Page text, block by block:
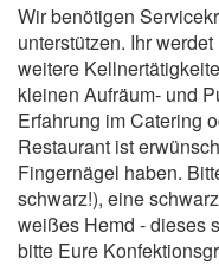
Wir benötigen
unterstützen. Ihr
weitere
kleinen Aufräum- und
Erfahrung im Catering
Restaurant ist
Fingernägel haben.
schwarz!), eine
weißes Hemd - dieses
bitte Eure